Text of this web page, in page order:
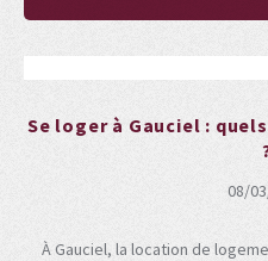
Se loger à Gauciel :
08/
À Gauciel, la location de